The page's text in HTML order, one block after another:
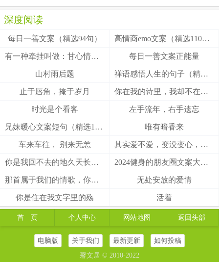
深度阅读
每日一善文案（精选94句） 高情商emo文案（精选110句）
有一种牵挂叫做：甘心情愿！ 每日一善文案正能量
山村雨后题 禅语感悟人生的句子（精选27句）
止于唇角，掩于岁月 你在我的诗里，我却不在你的梦里
时光是个看客 左手流年，右手遗忘
兄妹暖心文案短句（精选100句） 唯有暗香来
车来车往， 别来无恙 其实爱不爱，变没变心，身体最诚实
你是我回不去的地久天长，我是你触不到的地老天荒 2024健身的朋友圈文案大全(精选49句)
那首属于我们的情歌，你把结局唱给了谁 无处安放的爱情
你是住在我文字里的殇 活着
首 页 个人中心 网站地图 返回头部
电脑版 关于我们 最新更新
如何投稿
馨文居 © 2010-2022